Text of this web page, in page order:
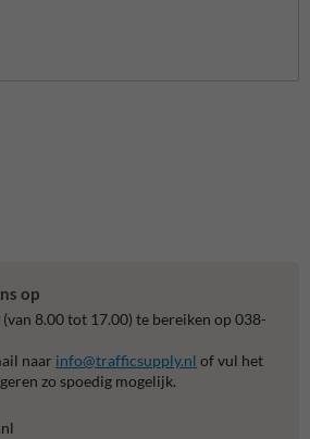
op
8.00 tot 17.00) te bereiken op 038-
naar info@trafficsupply.nl of vul het
zo spoedig mogelijk.